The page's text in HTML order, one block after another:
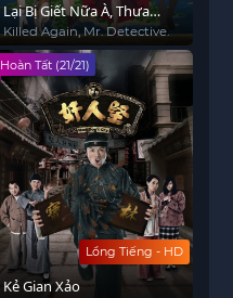
Lại Bị Giết Nữa À, Thưa
Thám Tử?
Killed Again, Mr. Detective.
Lồng Tiếng - HD
Hoàn Tất (21/21)
Kẻ Gian Xảo